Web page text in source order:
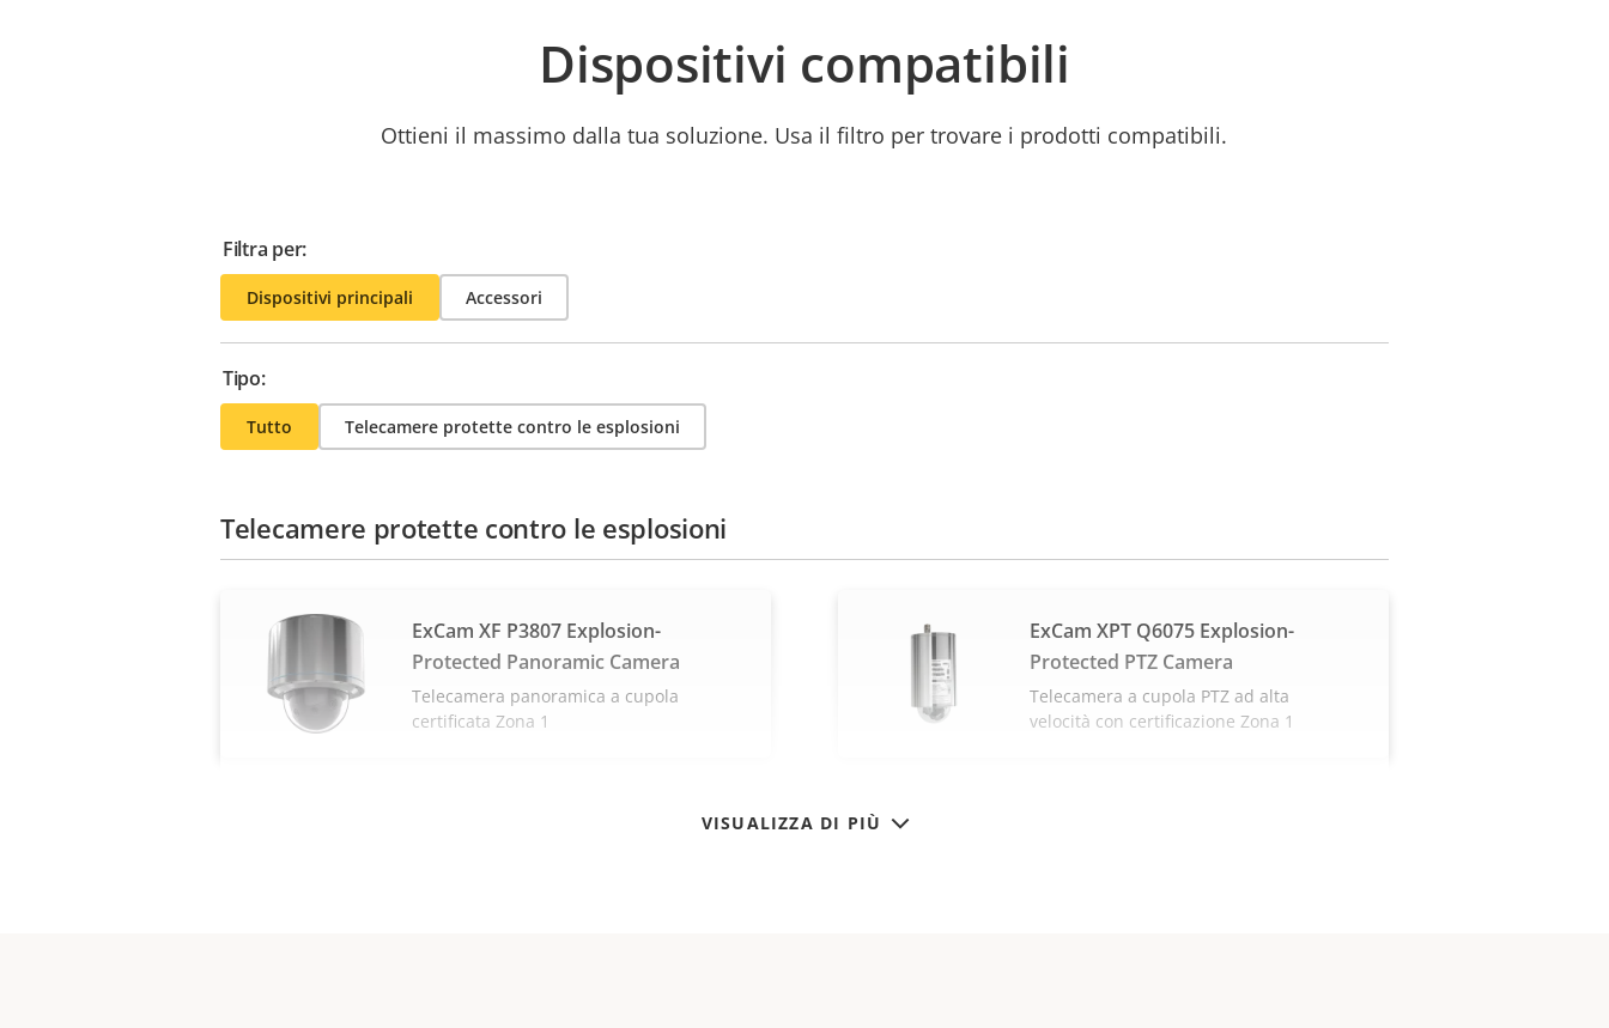
Dispositivi compatibili
Ottieni il massimo dalla tua soluzione. Usa il filtro per trovare i prodotti compatibili.
Filtra per:
Dispositivi principali Accessori
Tipo:
Tutto Telecamere protette contro le esplosioni
VISUALIZZA DI PIÙ
Telecamere protette contro le esplosioni
ExCam XF P3807 Explosion-
Protected Panoramic Camera
Telecamera panoramica a cupola
certificata Zona 1
ExCam XPT Q6075 Explosion-
Protected PTZ Camera
Telecamera a cupola PTZ ad alta
velocità con certificazione Zona 1